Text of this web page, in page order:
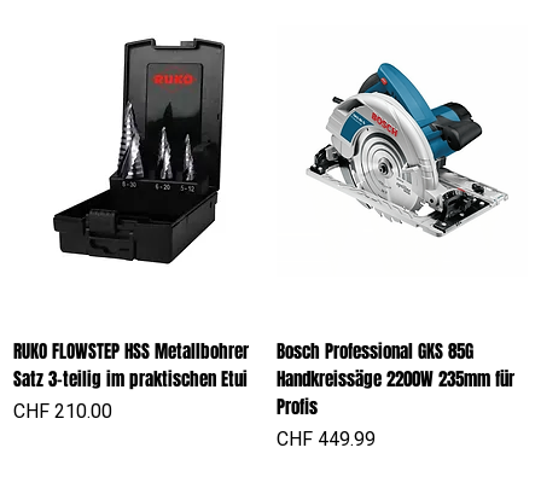
RUKO FLOWSTEP HSS Metallbohrer
Satz 3-teilig im praktischen Etui
Preis
CHF 210.00
Bosch Professional GKS 85G
Handkreissäge 2200W 235mm für
Profis
Preis
CHF 449.99